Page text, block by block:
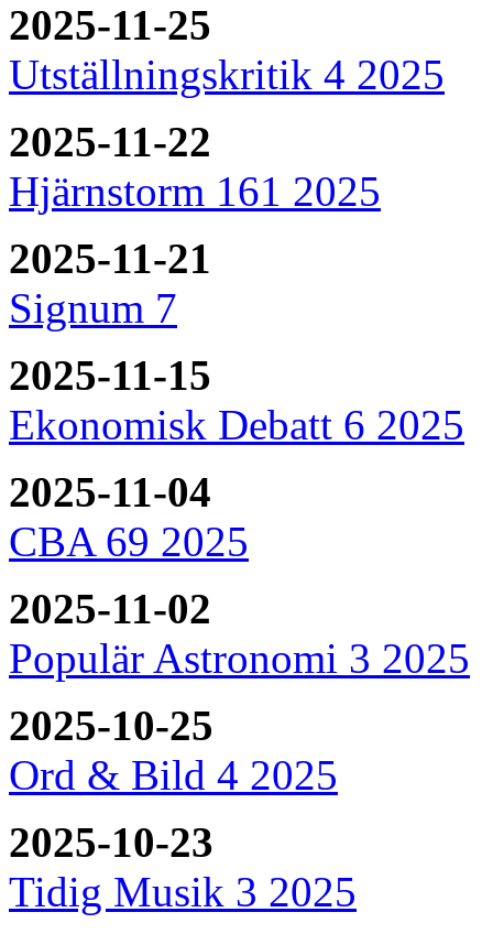
2025-11-25
Utställningskritik 4 2025
2025-11-22
Hjärnstorm 161 2025
2025-11-21
Signum 7
2025-11-15
Ekonomisk Debatt 6 2025
2025-11-04
CBA 69 2025
2025-11-02
Populär Astronomi 3 2025
2025-10-25
Ord & Bild 4 2025
2025-10-23
Tidig Musik 3 2025